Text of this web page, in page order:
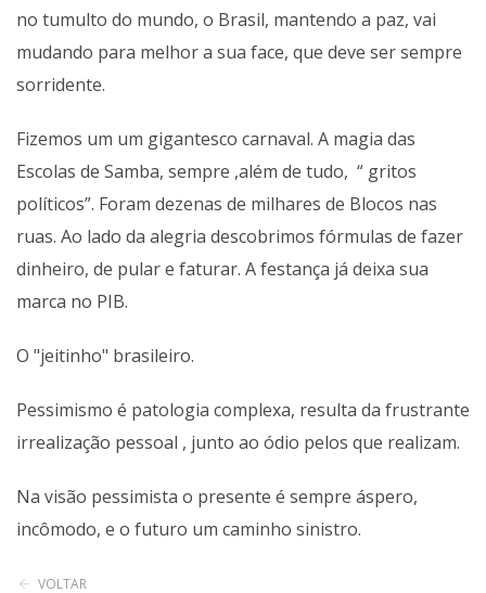
no tumulto do mundo, o Brasil, mantendo a paz, vai
mudando para melhor a sua face, que deve ser sempre
sorridente.
Fizemos um um gigantesco carnaval. A magia das
Escolas de Samba, sempre ,além de tudo, “ gritos
políticos”. Foram dezenas de milhares de Blocos nas
ruas. Ao lado da alegria descobrimos fórmulas de fazer
dinheiro, de pular e faturar. A festança já deixa sua
marca no PIB.
O "jeitinho" brasileiro.
Pessimismo é patologia complexa, resulta da frustrante
irrealização pessoal , junto ao ódio pelos que realizam.
Na visão pessimista o presente é sempre áspero,
incômodo, e o futuro um caminho sinistro.
VOLTAR